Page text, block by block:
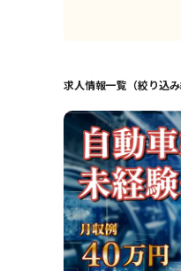
求人情報一覧（絞り込み